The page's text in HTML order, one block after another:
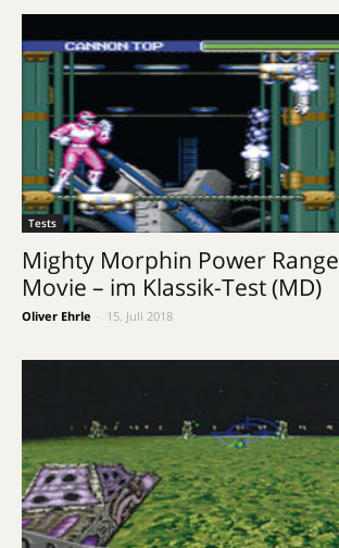
Tests
Mighty Morphin Power
Movie – im Klassik-Test (MD)
Oliver Ehrle 15. Juli 2018